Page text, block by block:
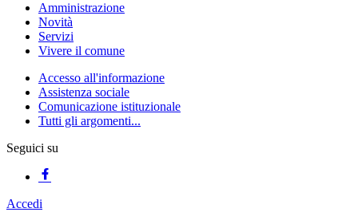
Amministrazione
Novità
Servizi
Vivere il comune
Accesso all'informazione
Assistenza sociale
Comunicazione istituzionale
Tutti gli argomenti...
Seguici su
Accedi